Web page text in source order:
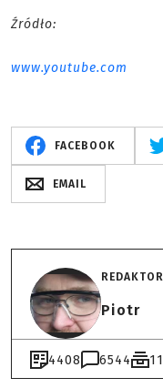
Źródło:
www.youtube.com
FACEBOOK
EMAIL
REDAKTOR
Piotr
4408 6544 11